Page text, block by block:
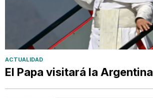
ACTUALIDAD
El Papa visitará la Argentina